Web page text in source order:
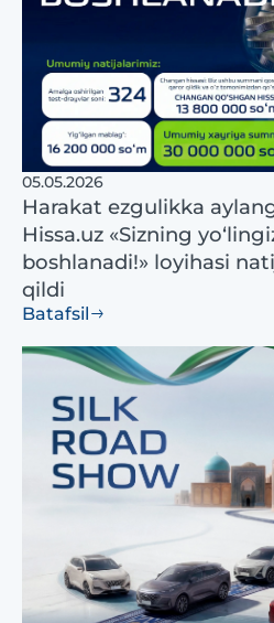
05.05.2026
Harakat ezgulikka
Hissa.uz «Sizning
boshlanadi!» loyihasi
qildi
Batafsil